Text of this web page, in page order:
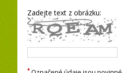
Zadejte text z obrázku:
*